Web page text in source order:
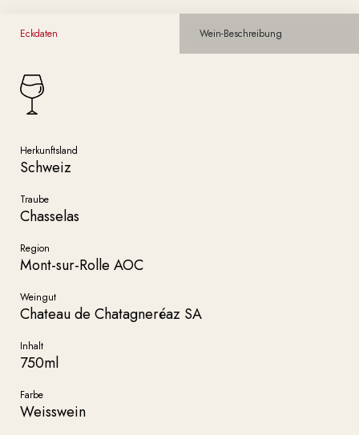
Eckdaten Wein-Beschreibung
Herkunftsland
Schweiz
Traube
Chasselas
Region
Mont-sur-Rolle AOC
Weingut
Chateau de Chatagneréaz SA
Inhalt
750ml
Farbe
Weisswein